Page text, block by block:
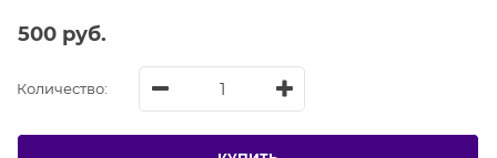
500 руб.
Количество: